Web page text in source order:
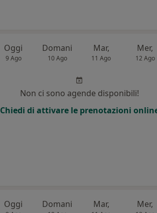
Oggi
9 Ago
Domani
10 Ago
Mar,
11 Ago
Mer,
12 Ago
Non ci sono agende disponibili!
Chiedi di attivare le prenotazioni
Oggi Domani Mar, Mer,